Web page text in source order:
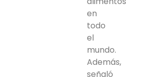
en
todo
el
mundo.
Además,
señaló